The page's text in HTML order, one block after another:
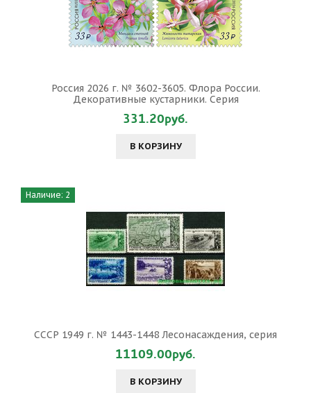
Россия 2026 г. № 3602-3605. Флора России.
Декоративные кустарники. Серия
331.20руб.
В КОРЗИНУ
Наличие: 2
СССР 1949 г. № 1443-1448 Лесонасаждения, серия
11109.00руб.
В КОРЗИНУ